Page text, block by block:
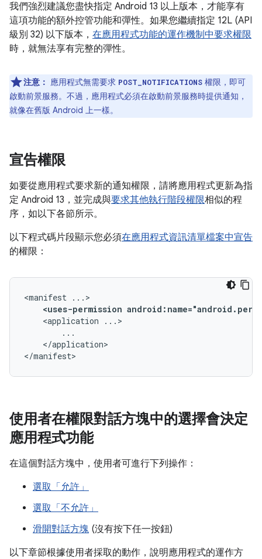
我們強烈建議您盡快指定 Android 13 以上版本，才能享有
這項功能的額外控管功能和彈性。如果您繼續指定 12L (API
級別 32) 以下版本， 在應用程式功能的運作機制中要求權限
時，就無法享有完整的彈性。
注意： 應用程式無需要求 POST_NOTIFICATIONS 權限，即可
啟動前景服務。不過，應用程式必須在啟動前景服務時提供通知，
就像在舊版 Android 上一樣。
宣告權限
如要從應用程式要求新的通知權限，請將應用程式更新為指
定 Android 13，並完成與要求其他執行階段權限相似的程
序，如以下各節所示。
以下程式碼片段顯示您必須在應用程式資訊清單檔案中宣告
的權限：
<manifest
<uses-permission
<application
</application>
</manifest>
使用者在權限對話方塊中的選擇會決定
應用程式功能
在這個對話方塊中，使用者可進行下列操作：
選取「允許」
選取「不允許」
滑開對話方塊 (沒有按下任一按鈕)
以下章節根據使用者採取的動作，說明應用程式的運作方